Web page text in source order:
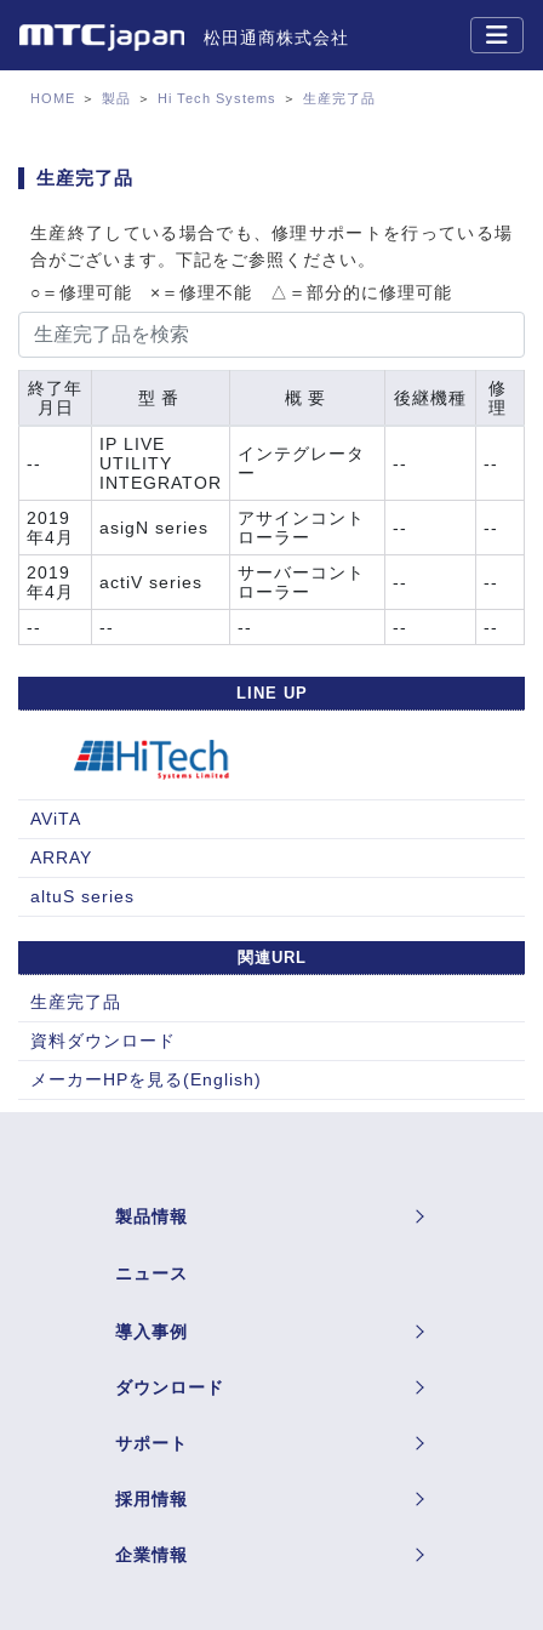
松田通商株式会社
HOME ＞ 製品 ＞ Hi Tech Systems ＞ 生産完了品
生産完了品
生産終了している場合でも、修理サポートを行っている場
合がございます。下記をご参照ください。
○＝修理可能 ×＝修理不能 △＝部分的に修理可能
終了年
月日
型番 概要 後継機種
修
理
--
IP LIVE
UTILITY
INTEGRATOR
インテグレータ
ー
-- --
2019
年4月
asigN series
アサインコント
ローラー
-- --
2019
年4月
actiV series
サーバーコント
ローラー
-- --
-- -- -- -- --
LINE UP
AViTA
ARRAY
altuS series
関連URL
生産完了品
資料ダウンロード
メーカーHPを見る(English)
製品情報
ニュース
導入事例
ダウンロード
サポート
採用情報
企業情報